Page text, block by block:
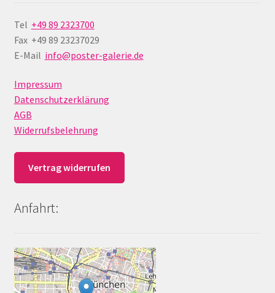
Tel +49 89 2323700
Fax +49 89 23237029
E-Mail info@poster-galerie.de
Impressum
Datenschutzerklärung
AGB
Widerrufsbelehrung
Vertrag widerrufen
Anfahrt: